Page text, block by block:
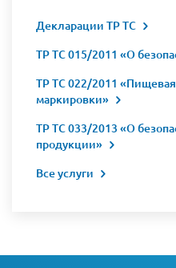
Декларации ТР ТС
ТР ТС 015/2011 «О
ТР ТС 022/2011
маркировки»
ТР ТС 033/2013 «О
продукции»
Все услуги